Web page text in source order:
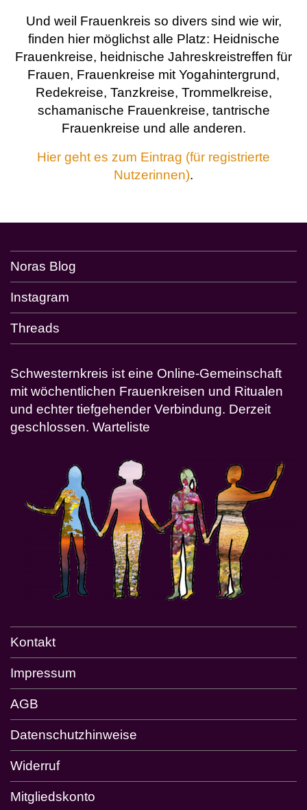
Und weil Frauenkreis so divers sind wie wir,
finden hier möglichst alle Platz: Heidnische
Frauenkreise, heidnische Jahreskreistreffen für
Frauen, Frauenkreise mit Yogahintergrund,
Redekreise, Tanzkreise, Trommelkreise,
schamanische Frauenkreise, tantrische
Frauenkreise und alle anderen.
Hier geht es zum Eintrag (für registrierte
Nutzerinnen).
Noras Blog
Instagram
Threads
Schwesternkreis ist eine Online-Gemeinschaft
mit wöchentlichen Frauenkreisen und Ritualen
und echter tiefgehender Verbindung. Derzeit
geschlossen. Warteliste
Kontakt
Impressum
AGB
Datenschutzhinweise
Widerruf
Mitgliedskonto